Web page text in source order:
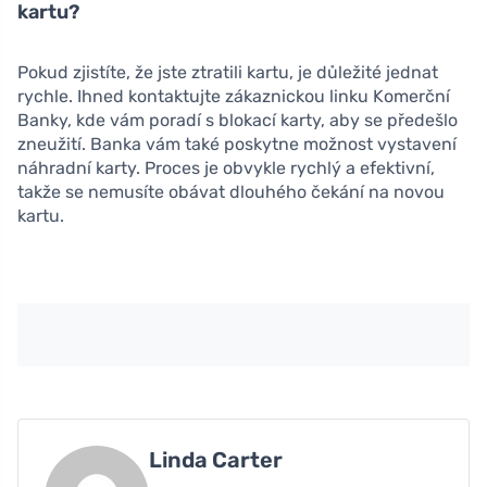
kartu?
Pokud zjistíte, že jste ztratili kartu, je důležité jednat
rychle. Ihned kontaktujte zákaznickou linku Komerční
Banky, kde vám poradí s blokací karty, aby se předešlo
zneužití. Banka vám také poskytne možnost vystavení
náhradní karty. Proces je obvykle rychlý a efektivní,
takže se nemusíte obávat dlouhého čekání na novou
kartu.
Linda Carter